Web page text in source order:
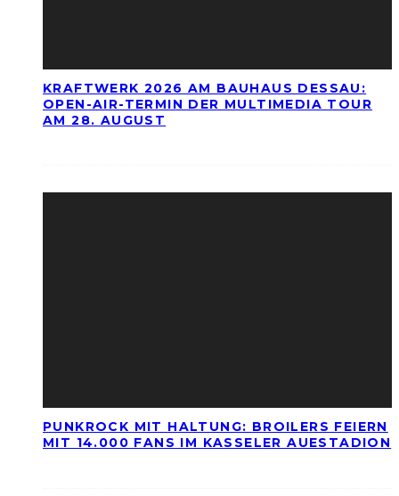
KRAFTWERK 2026 AM BAUHAUS DESSAU:
OPEN-AIR-TERMIN DER MULTIMEDIA TOUR
AM 28. AUGUST
PUNKROCK MIT HALTUNG: BROILERS FEIERN
MIT 14.000 FANS IM KASSELER AUESTADION